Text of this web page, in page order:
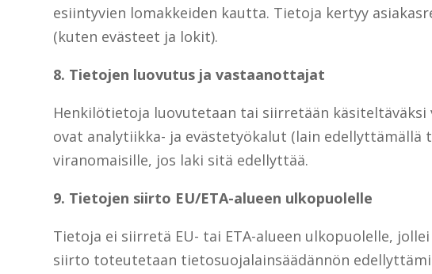
esiintyvien lomakkeiden kautta. Tietoja kertyy
(kuten evästeet ja lokit).
8. Tietojen luovutus ja vastaanottajat
Henkilötietoja luovutetaan tai siirretään
ovat analytiikka- ja evästetyökalut (lain
viranomaisille, jos laki sitä edellyttää.
9. Tietojen siirto EU/ETA-alueen ulkopuolelle
Tietoja ei siirretä EU- tai ETA-alueen ulkopuolelle,
siirto toteutetaan tietosuojalainsäädännön